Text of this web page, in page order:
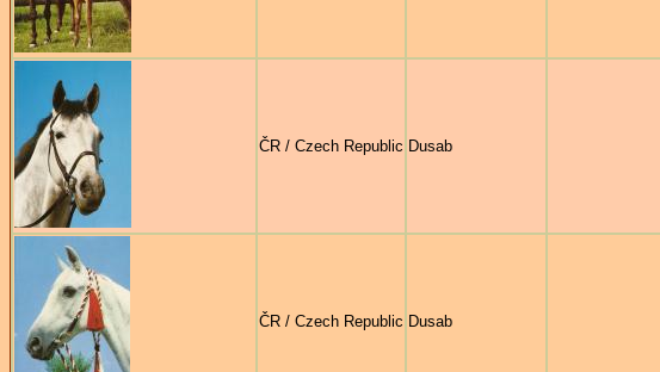
ČR / Czech Republic Dusab
ČR / Czech Republic Dusab